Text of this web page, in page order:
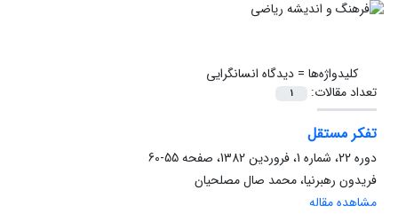
کلیدواژه‌ها =دیدگاه انسانگرایی
تعداد مقالات:
1
تفکر مستقل
دوره 22، شماره 1، فروردین 1382، صفحه
55-60
فریدون رهبرنیا، محمد صال مصلحیان
مشاهده مقاله